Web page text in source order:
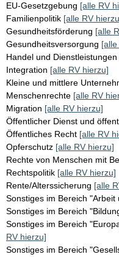
EU-Gesetzgebung [alle RV
Familienpolitik [alle RV
Gesundheitsförderung [alle
Gesundheitsversorgung
Handel und Dienstleistungen
Integration [alle RV hierzu]
Kleine und mittlere
Menschenrechte [alle RV
Migration [alle RV hierzu]
Öffentlicher Dienst und
Öffentliches Recht [alle RV
Opferschutz [alle RV hierzu]
Rechte von Menschen mit
Rechtspolitik [alle RV hierzu]
Rente/Alterssicherung [alle
Sonstiges im Bereich "Arbeit
Sonstiges im Bereich
Sonstiges im Bereich
RV hierzu]
Sonstiges im Bereich